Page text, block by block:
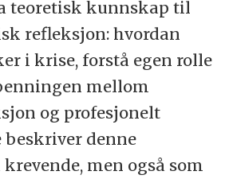
teoretisk kunnskap til
refleksjon: hvordan
i krise, forstå egen rolle
mellom
og profesjonelt
beskriver denne
krevende, men også som